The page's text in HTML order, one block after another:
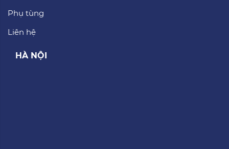
Phụ tùng
Liên hệ
HÀ NỘI